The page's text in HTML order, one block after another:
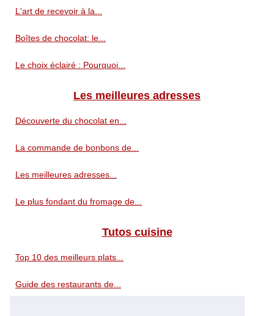
L'art de recevoir à la...
Boîtes de chocolat: le...
Le choix éclairé : Pourquoi...
Les meilleures adresses
Découverte du chocolat en...
La commande de bonbons de...
Les meilleures adresses...
Le plus fondant du fromage de...
Tutos cuisine
Top 10 des meilleurs plats...
Guide des restaurants de...